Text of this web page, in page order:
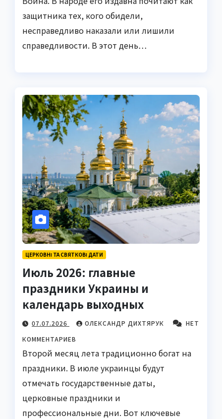
защитника тех, кого обидели,
несправедливо наказали или лишили
справедливости. В этот день…
ЦЕРКОВНІ ТА СВЯТКОВІ ДАТИ
Июль 2026: главные
праздники Украины и
календарь выходных
07.07.2026 ОЛЕКСАНДР ДИХТЯРУК
НЕТ
КОММЕНТАРИЕВ
Второй месяц лета традиционно богат на
праздники. В июле украинцы будут
отмечать государственные даты,
церковные праздники и
профессиональные дни. Вот ключевые